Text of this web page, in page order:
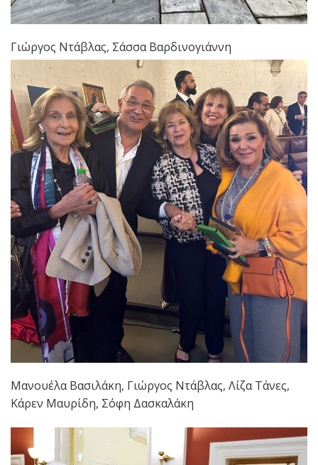
Γιώργος Ντάβλας, Σάσσα Βαρδινογιάννη
Μανουέλα Βασιλάκη, Γιώργος Ντάβλας, Λίζα Τάνες,
Κάρεν Μαυρίδη, Σόφη Δασκαλάκη